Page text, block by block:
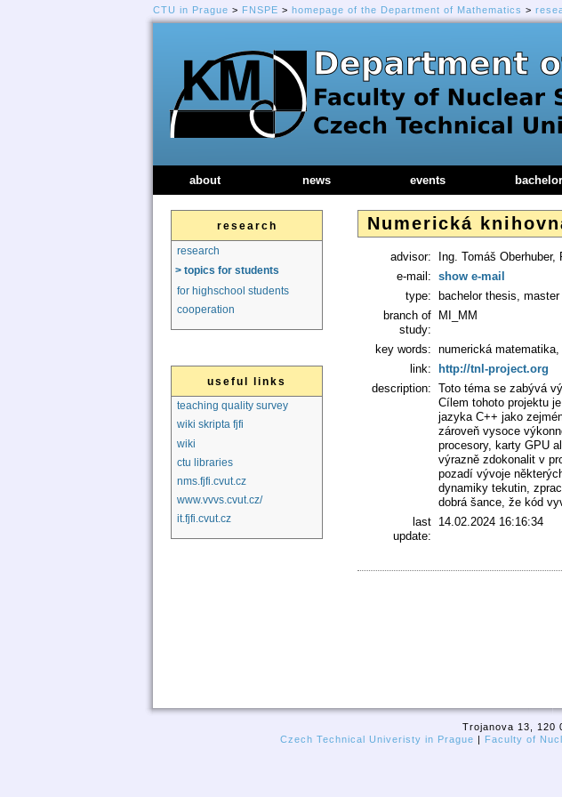
CTU in Prague > FNSPE > homepage of the Department of Mathematics >
Numerická
advisor:
Ing. Tomáš Oberhuber,
e-mail: show e-mail
type: bachelor thesis, master
branch of
study:
MI_MM
key words: numerická
link:
http://tnl-project.org
description: Toto téma se zabývá
Cílem tohoto projektu
jazyka C++ jako
zároveň vysoce
procesory, karty GPU
výrazně zdokonalit v
pozadí vývoje
dynamiky tekutin,
dobrá šance, že kód
last
update:
14.02.2024 16:16:34
about news events bachelor
research
research
> topics for students
for highschool students
cooperation
useful links
teaching quality survey
wiki skripta fjfi
wiki
ctu libraries
nms.fjfi.cvut.cz
www.vvvs.cvut.cz/
it.fjfi.cvut.cz
Trojanova 13, 120
Czech Technical Univeristy in Prague | Faculty of